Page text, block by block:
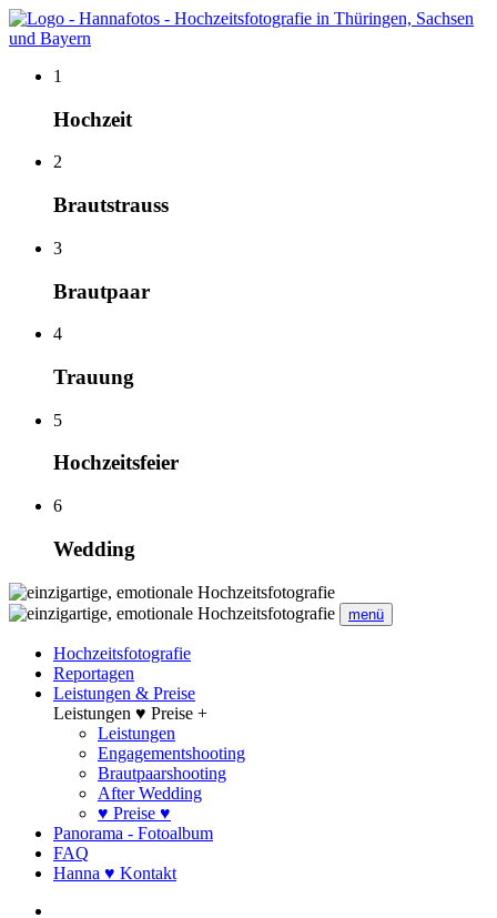
1
Hochzeit
2
Brautstrauss
3
Brautpaar
4
Trauung
5
Hochzeitsfeier
6
Wedding
menü
Hochzeitsfotografie
Reportagen
Leistungen & Preise
Leistungen ♥ Preise +
Leistungen
Engagementshooting
Brautpaarshooting
After Wedding
♥ Preise ♥
Panorama - Fotoalbum
FAQ
Hanna ♥ Kontakt